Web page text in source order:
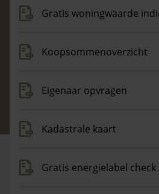
Maandag t/m vrijdag - 08:00 -
Gratis woningwaarde
Koopsommenoverzicht
Eigenaar opvragen
Kadastrale kaart
Gratis energielabel check